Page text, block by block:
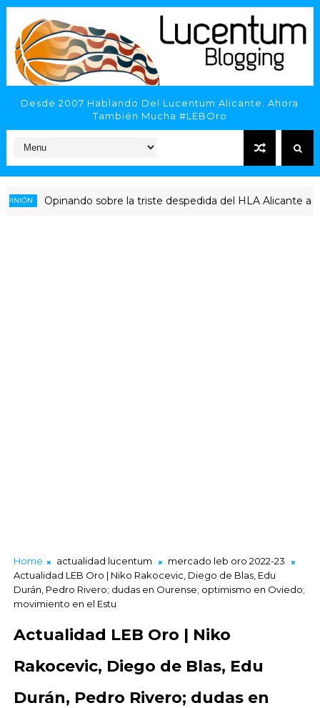
Desde 2007 Hablando Del Lucentum Alicante. Ahora
También Mucha #LEBOro
Opinando sobre la triste despedida del HLA Alicante a Rubén
Home actualidad lucentum
mercado leb oro 2022-23
Actualidad LEB Oro | Niko Rakocevic, Diego de Blas, Edu
Durán, Pedro Rivero; dudas en Ourense; optimismo en Oviedo;
movimiento en el Estu
Actualidad LEB Oro | Niko
Rakocevic, Diego de Blas, Edu
Durán, Pedro Rivero; dudas en